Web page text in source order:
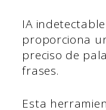
IA indetectable
proporciona
preciso de
frases.
Esta